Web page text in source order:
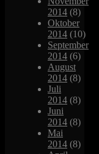
2014 (8)
Oktober
2014 (10)
September
2014 (6)
August
2014 (8)
Juli
2014 (8)
Juni
2014 (8)
Mai
2014 (8)